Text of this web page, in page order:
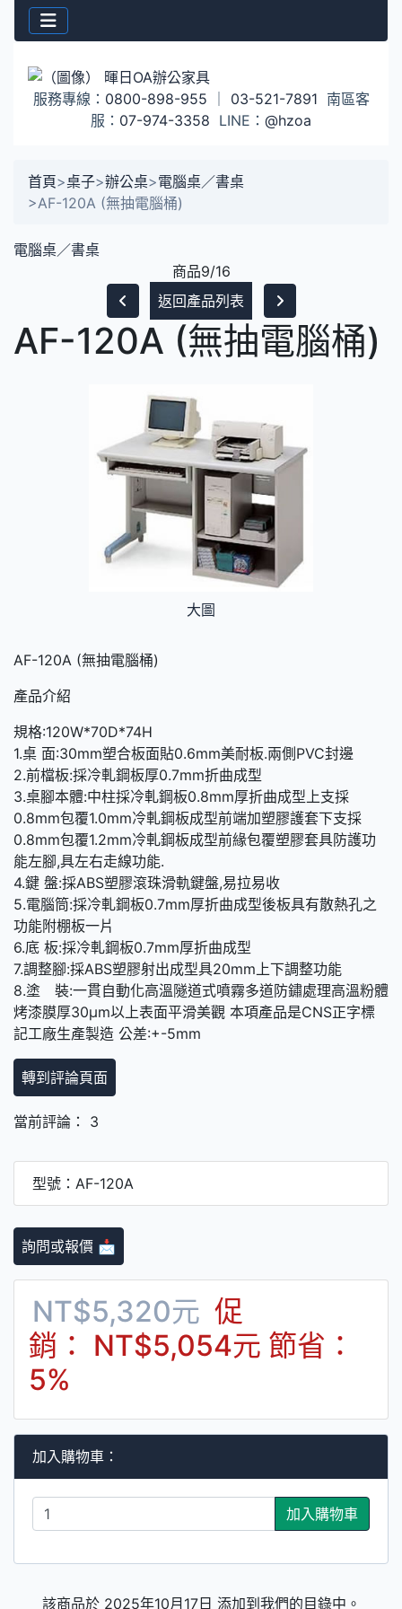
服務專線： 0800-898-955 03-521-7891 南區客
服： 07-974-3358 LINE： @hzoa
首頁>桌子>辦公桌>電腦桌／書桌
>AF-120A (無抽電腦桶)
電腦桌／書桌
商品9/16
返回產品列表
AF-120A (無抽電腦桶)
大圖
AF-120A (無抽電腦桶)
產品介紹
規格:120W*70D*74H
1.桌 面:30mm塑合板面貼0.6mm美耐板.兩側PVC封邊
2.前檔板:採冷軋鋼板厚0.7mm折曲成型
3.桌腳本體:中柱採冷軋鋼板0.8mm厚折曲成型上支採
0.8mm包覆1.0mm冷軋鋼板成型前端加塑膠護套下支採
0.8mm包覆1.2mm冷軋鋼板成型前緣包覆塑膠套具防護功
能左腳,具左右走線功能.
4.鍵 盤:採ABS塑膠滾珠滑軌鍵盤,易拉易收
5.電腦筒:採冷軋鋼板0.7mm厚折曲成型後板具有散熱孔之
功能附棚板一片
6.底 板:採冷軋鋼板0.7mm厚折曲成型
7.調整腳:採ABS塑膠射出成型具20mm上下調整功能
8.塗 裝:一貫自動化高溫隧道式噴霧多道防鏽處理高溫粉體
烤漆膜厚30μm以上表面平滑美觀 本項產品是CNS正字標
記工廠生產製造 公差:+-5mm
轉到評論頁面
當前評論： 3
型號：AF-120A
詢問或報價 📩
NT$5,320元 促
銷： NT$5,054元 節省：
5%
加入購物車：
加入購物車
該商品於 2025年10月17日 添加到我們的目錄中。